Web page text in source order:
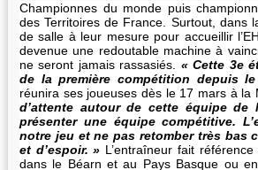
Championnes du monde puis
des Territoires de France. Surtout, dans
de salle à leur mesure pour accueillir
devenue une redoutable machine à
ne seront jamais rassasiés. « Cette 3e
de la première compétition depuis
réunira ses joueuses dès le 17 mars à la
d’attente autour de cette équipe
présenter une équipe compétitive.
notre jeu et ne pas retomber très bas
et d’espoir. » L’entraîneur fait
dans le Béarn et au Pays Basque ou